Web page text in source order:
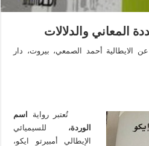
المعاني والدلالات
الايطالية أحمد الصمعي، بيروت، دار
تُعتبر رواية
اسم
الوردة، للسيميائي
الإيطالي أمبيرتو ايكو،